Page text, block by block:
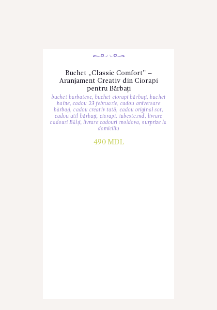
Buchet „Classic Comfort” –
Aranjament Creativ din Ciorapi
pentru Bărbați
buchet barbatesc, buchet ciorapi bărbați,buchet
haine,cadou 23 februarie,cadou aniversare
bărbați,cadou creativ tată, cadou original sot,
cadou util bărbați, ciorapi, iubeste.md, livrare
cadouri Bălți, livrare cadouri moldova,surprize la
domiciliu
490 MDL